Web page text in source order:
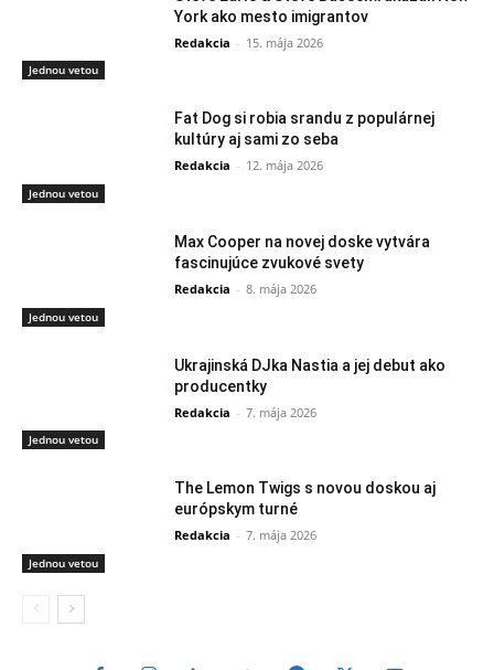
Jednou vetou
York ako mesto imigrantov
Redakcia - 15. mája 2026
Jednou vetou
Fat Dog si robia srandu z populárnej
kultúry aj sami zo seba
Redakcia - 12. mája 2026
Jednou vetou
Max Cooper na novej doske vytvára
fascinujúce zvukové svety
Redakcia - 8. mája 2026
Jednou vetou
Ukrajinská DJka Nastia a jej debut ako
producentky
Redakcia - 7. mája 2026
Jednou vetou
The Lemon Twigs s novou doskou aj
európskym turné
Redakcia - 7. mája 2026